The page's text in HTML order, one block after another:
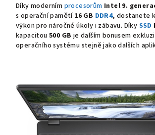
Díky moderním procesorům Intel 9.
s operační pamětí 16 GB DDR4, dostanete
výkon pro náročné úkoly i zábavu. Díky SSD
kapacitou 500 GB je dalším bonusem
operačního systému stejně jako dalších